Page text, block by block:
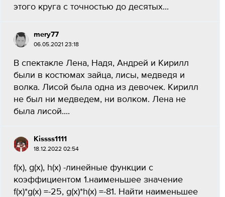
этого круга с точностью до десятых...
mery77
06.05.2021 23:18
В спектакле Лена, Надя, Андрей и Кирилл
были в костюмах зайца, лисы, медведя и
волка. Лисой была одна из девочек. Кирилл
не был ни медведем, ни волком. Лена не
была лисой....
Kissss1111
18.12.2022 02:54
f(x), g(x), h(x) -линейные функции с
коэффициентом 1.наименьшее значение
f(x)*g(x) =-25, g(x)*h(x) =-81. Найти наименьшее